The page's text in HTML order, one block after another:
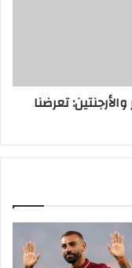
تعرضنا